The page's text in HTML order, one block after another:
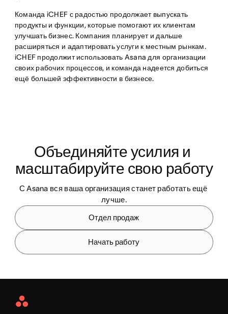
Команда iCHEF с радостью продолжает выпускать
продукты и функции, которые помогают их клиентам
улучшать бизнес. Компания планирует и дальше
расширяться и адаптировать услуги к местным рынкам.
iCHEF продолжит использовать Asana для организации
своих рабочих процессов, и команда надеется добиться
ещё большей эффективности в бизнесе.
Объединяйте усилия и
масштабируйте свою работу
С Asana вся ваша организация станет работать ещё
лучше.
Отдел продаж
Начать работу
Asana